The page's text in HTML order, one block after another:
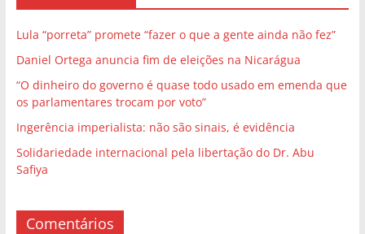
Lula “porreta” promete “fazer o que a gente ainda não fez”
Daniel Ortega anuncia fim de eleições na Nicarágua
“O dinheiro do governo é quase todo usado em emenda que
os parlamentares trocam por voto”
Ingerência imperialista: não são sinais, é evidência
Solidariedade internacional pela libertação do Dr. Abu
Safiya
Comentários